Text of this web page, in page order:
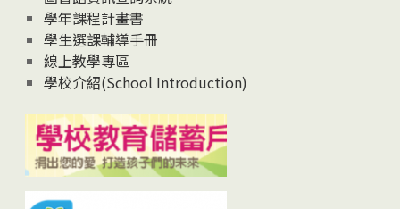
學年課程計畫書
學生選課輔導手冊
線上教學專區
學校介紹(School Introduction)